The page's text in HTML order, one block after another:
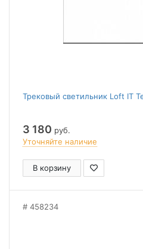
Трековый светильник Loft IT
3 180 руб.
Уточняйте наличие
В корзину
458234